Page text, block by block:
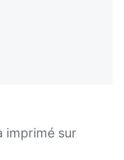
imprimé sur